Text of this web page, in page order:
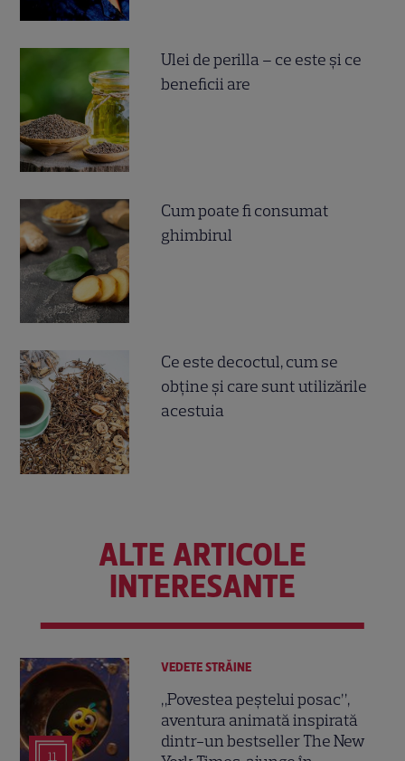
Ulei de perilla – ce este și ce
beneficii are
Cum poate fi consumat
ghimbirul
Ce este decoctul, cum se
obţine şi care sunt utilizările
acestuia
ALTE ARTICOLE
INTERESANTE
11
VEDETE STRĂINE
„Povestea peștelui posac”,
aventura animată inspirată
dintr-un bestseller The New